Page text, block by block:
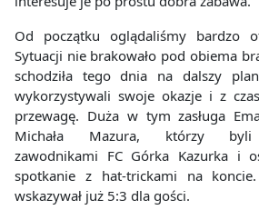
Od początku oglądaliśmy bardzo
Sytuacji nie brakowało pod obiema
schodziła tego dnia na dalszy
wykorzystywali swoje okazje i z
przewagę. Duża w tym zasługa
Michała Mazura, którzy byli
zawodnikami FC Górka Kazurka i
spotkanie z hat-trickami na
wskazywał już 5:3 dla gości.